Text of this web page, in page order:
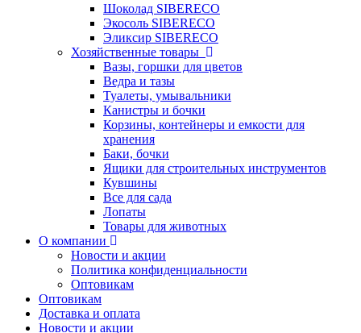
Шоколад SIBERECO
Экосоль SIBERECO
Эликсир SIBERECO
Хозяйственные товары
Вазы, горшки для цветов
Ведра и тазы
Туалеты, умывальники
Канистры и бочки
Корзины, контейнеры и емкости для
хранения
Баки, бочки
Ящики для строительных инструментов
Кувшины
Все для сада
Лопаты
Товары для животных
О компании
Новости и акции
Политика конфиденциальности
Оптовикам
Оптовикам
Доставка и оплата
Новости и акции